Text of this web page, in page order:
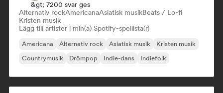
&gt; 7200 svar ges
Alternativ rockAmericanaAsiatisk musikBeats / Lo-fi
Kristen musik
Lägg till artister i min(a) Spotify-spellista(r)
Americana Alternativ rock Asiatisk musik
Kristen musik
Countrymusik
Drömpop Indie-dans Indiefolk